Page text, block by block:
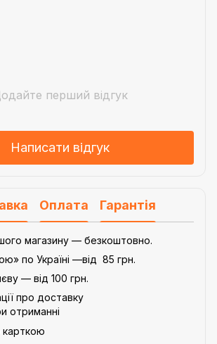
перший відгук
Написати відгук
Оплата Гарантія
магазину — безкоштовно.
по Україні —від 85 грн.
— від 100 грн.
про доставку
отриманні